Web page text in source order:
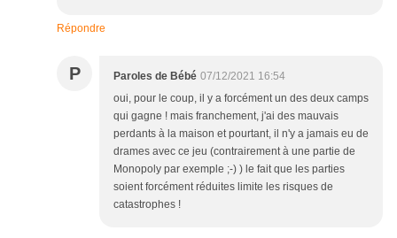
Répondre
P Paroles de Bébé 07/12/2021 16:54
oui, pour le coup, il y a forcément un des deux camps
qui gagne ! mais franchement, j'ai des mauvais
perdants à la maison et pourtant, il n'y a jamais eu de
drames avec ce jeu (contrairement à une partie de
Monopoly par exemple ;-) ) le fait que les parties
soient forcément réduites limite les risques de
catastrophes !